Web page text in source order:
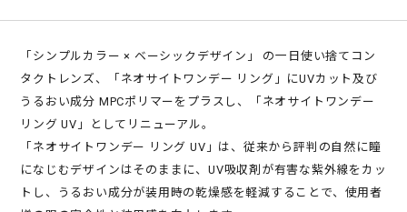
「シンプルカラー × ベーシックデザイン」 の一日使い捨てコン
タクトレンズ、「ネオサイトワンデー リング」にUVカット及び
うるおい成分 MPCポリマーをプラスし、「ネオサイトワンデー
リング UV」としてリニューアル。
「ネオサイトワンデー リング UV」は、従来から評判の自然に瞳
になじむデザインはそのままに、UV吸収剤が有害な紫外線をカッ
トし、うるおい成分が装用時の乾燥感を軽減することで、使用者